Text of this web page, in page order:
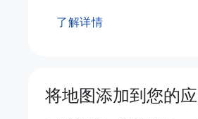
了解详情
将地图添加到您的